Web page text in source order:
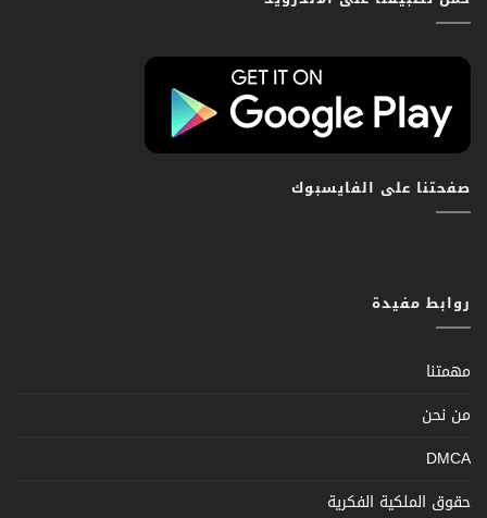
صفحتنا على الفايسبوك
روابط مفيدة
مهمتنا
من نحن
DMCA
حقوق الملكية الفكرية